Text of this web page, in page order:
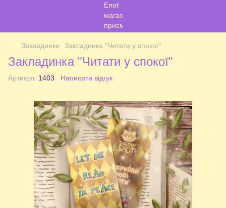
Закладинки Закладинка "Читати у спокої"
Закладинка "Читати у спокої"
Артикул: 1403 Написати відгук